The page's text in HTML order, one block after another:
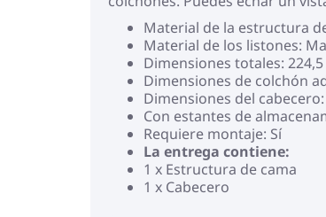
Material de la estructura
Material de los listones:
Dimensiones totales:
Dimensiones de colchón
Dimensiones del
Con estantes de
Requiere montaje: Sí
La entrega contiene:
1 x Estructura de cama
1 x Cabecero